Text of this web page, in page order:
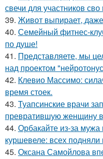
свечи для участников сво
39. Живот выпирает,
40. Семейный фитнес-
по душе!
41. Представляете, мы
над проектом
42. Клевио Массимо:
время стоек.
43. Туапсинские врачи
превратившую женщину
44. Орбакайте из-за
куршевеле: всех
45. Оксана Самойлова